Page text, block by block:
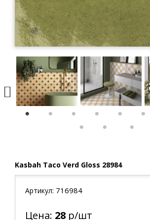
Kasbah Taco Verd Gloss 28984
Артикул: 716984
Цена: 28 р/шт